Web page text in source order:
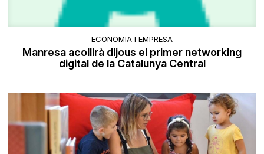
ECONOMIA I EMPRESA
Manresa acollirà dijous el primer networking
digital de la Catalunya Central